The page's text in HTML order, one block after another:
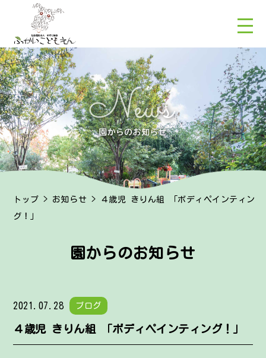
トップ > お知らせ > ４歳児 きりん組 「ボディペインティン
グ！」
園からのお知らせ
2021.07.28 ブログ
４歳児 きりん組 「ボディペインティング！」